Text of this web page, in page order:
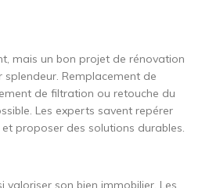
mais un bon projet de rénovation
splendeur. Remplacement de
de filtration ou retouche du
Les experts savent repérer
et proposer des solutions durables.
valoriser son bien immobilier. Les